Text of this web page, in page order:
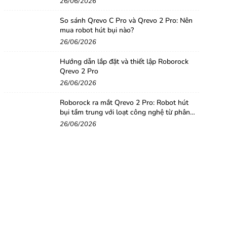
So sánh Qrevo C Pro và Qrevo 2 Pro: Nên
mua robot hút bụi nào?
26/06/2026
Hướng dẫn lắp đặt và thiết lập Roborock
Qrevo 2 Pro
26/06/2026
Roborock ra mắt Qrevo 2 Pro: Robot hút
bụi tầm trung với loạt công nghệ từ phân
khúc cao cấp
26/06/2026